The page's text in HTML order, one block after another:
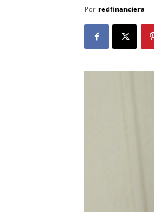
Por redfinanciera -